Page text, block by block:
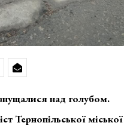
над голубом.
Тернопільської міської